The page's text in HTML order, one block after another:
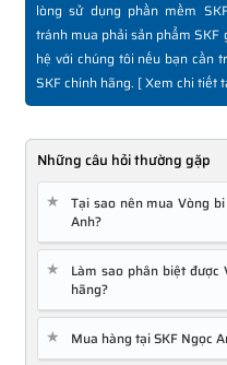
lòng sử dụng phần mềm
tránh mua phải sản phẩm
hệ với chúng tôi nếu bạn cần
SKF chính hãng. [Xem chi tiết
Những câu hỏi thường gặp
★
Tại sao nên mua Vòng bi
Anh?
★
Làm sao phân biệt được
hãng?
★ Mua hàng tại SKF Ngọc